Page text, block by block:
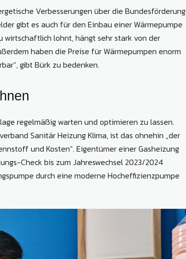
Verbesserungen über die Bundesförderung
gibt es auch für den Einbau einer Wärmepumpe
wirtschaftlich lohnt, hängt sehr stark von der
haben die Preise für Wärmepumpen enorm
gibt Bürk zu bedenken.
regelmäßig warten und optimieren zu lassen.
Sanitär Heizung Klima, ist das ohnehin „der
und Kosten“. Eigentümer einer Gasheizung
Check bis zum Jahreswechsel 2023/2024
durch eine moderne Hocheffizienzpumpe